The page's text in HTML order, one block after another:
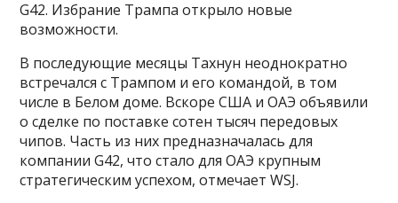
G42. Избрание Трампа открыло новые
возможности.
В последующие месяцы Тахнун неоднократно
встречался с Трампом и его командой, в том
числе в Белом доме. Вскоре США и ОАЭ объявили
о сделке по поставке сотен тысяч передовых
чипов. Часть из них предназначалась для
компании G42, что стало для ОАЭ крупным
стратегическим успехом, отмечает WSJ.